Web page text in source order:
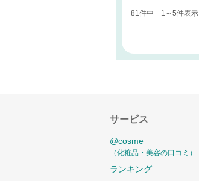
81件中 1～5件表示
サービス
@cosme
（化粧品・美容の口コミ）
ランキング